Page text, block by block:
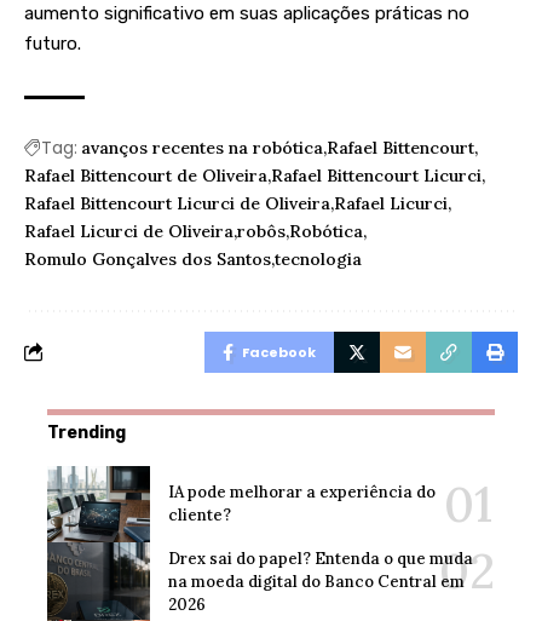
aumento significativo em suas aplicações práticas no
futuro.
Tag: avanços recentes na robótica Rafael Bittencourt
Rafael Bittencourt de Oliveira Rafael Bittencourt Licurci
Rafael Bittencourt Licurci de Oliveira Rafael Licurci
Rafael Licurci de Oliveira robôs Robótica
Romulo Gonçalves dos Santostecnologia
Facebook
Trending
IA pode melhorar a experiência do
cliente?
Drex sai do papel? Entenda o que muda
na moeda digital do Banco Central em
2026